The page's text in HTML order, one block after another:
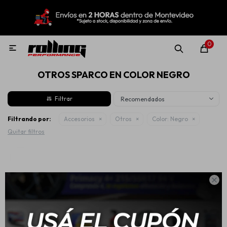

0

OTROS SPARCO EN COLOR NEGRO
Recomendados
Filtrando por: Accesorios Otros Color: Negro
Quitar filtros
MI CUENTA
Nuevo! Rolling Repuestos
Llantas